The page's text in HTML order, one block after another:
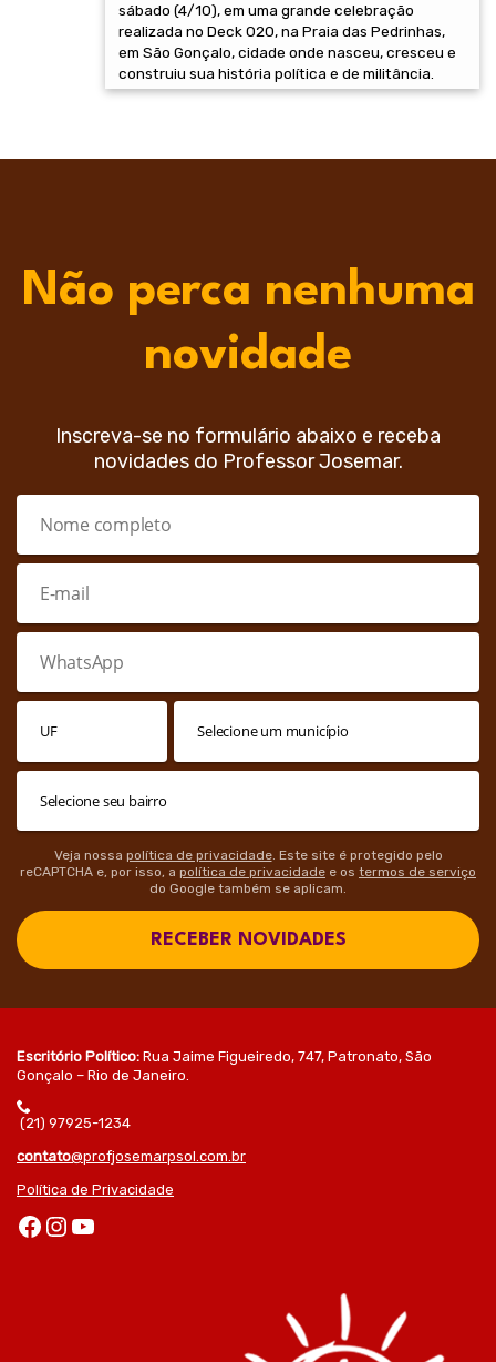
sábado (4/10), em uma grande celebração
realizada no Deck 020, na Praia das Pedrinhas,
em São Gonçalo, cidade onde nasceu, cresceu e
construiu sua história política e de militância.
Não perca nenhuma
novidade
Inscreva-se no formulário abaixo e receba
novidades do Professor Josemar.
Veja nossa política de privacidade. Este site é protegido pelo
reCAPTCHA e, por isso, a política de privacidade e os termos de serviço
do Google também se aplicam.
RECEBER NOVIDADES
Escritório Político: Rua Jaime Figueiredo, 747, Patronato, São
Gonçalo – Rio de Janeiro.
(21) 97925-1234
contato@profjosemarpsol.com.br
Política de Privacidade
Facebook Instagram Youtube